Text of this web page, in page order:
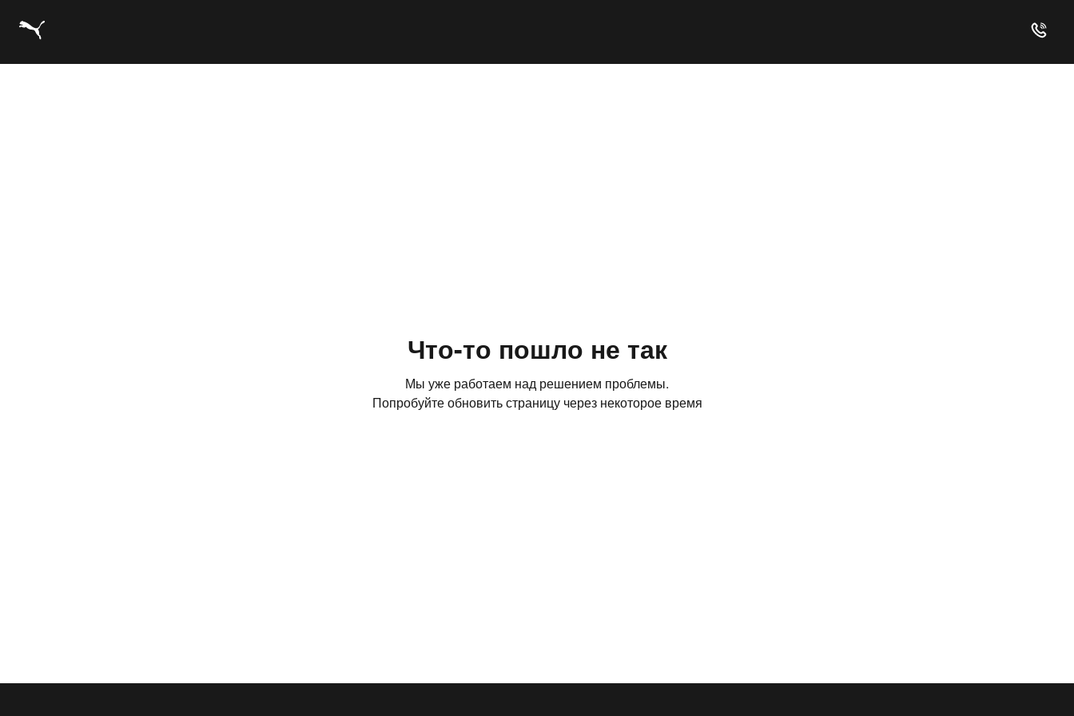
Что-то пошло не так
Мы уже работаем над решением проблемы.
Попробуйте обновить страницу через некоторое время